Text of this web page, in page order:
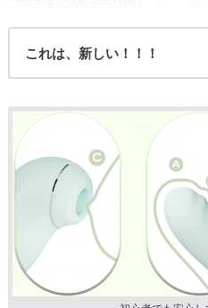
これは、新しい！！！